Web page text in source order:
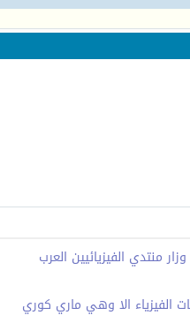
منتدي الفيزيائيين العرب
الفيزياء الا وهي ماري كوري